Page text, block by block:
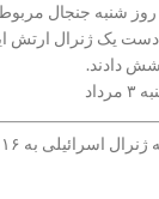
یک ژنرال ارتش
دادند.
اسرائیلی به ۱۶ سرباز زن